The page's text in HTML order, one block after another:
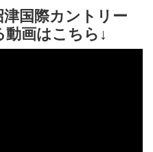
国際カントリー
画はこちら↓